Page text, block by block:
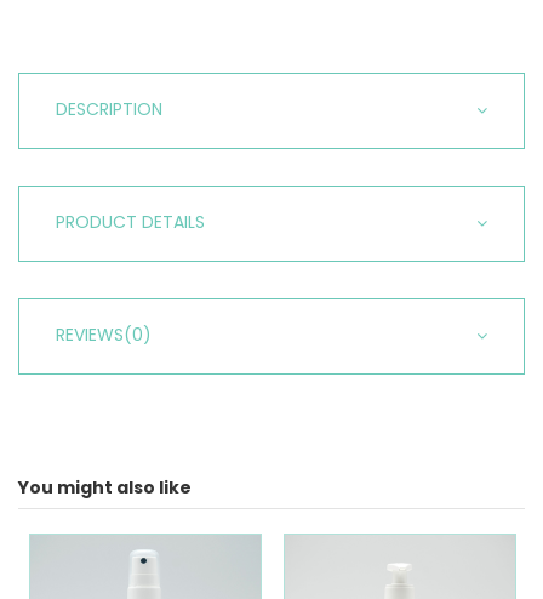
DESCRIPTION
PRODUCT DETAILS
REVIEWS(0)
You might also like